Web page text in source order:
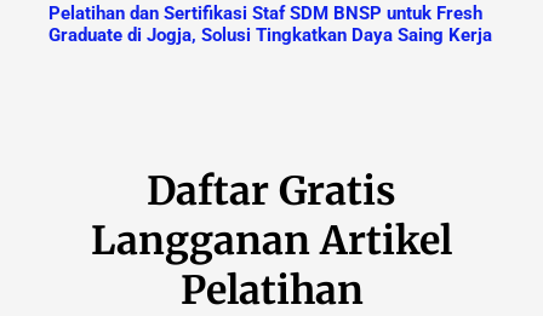
Pelatihan dan Sertifikasi Staf SDM BNSP untuk Fresh
Graduate di Jogja, Solusi Tingkatkan Daya Saing Kerja
Daftar Gratis
Langganan Artikel
Pelatihan